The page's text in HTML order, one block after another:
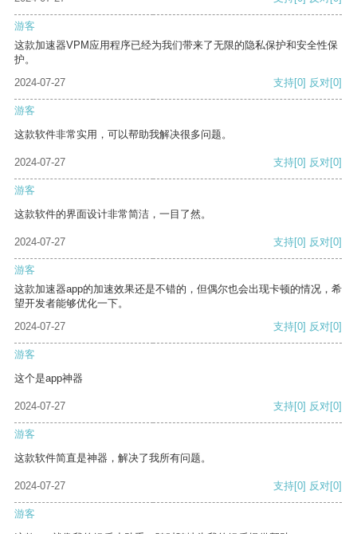
游客
这款加速器VPM应用程序已经为我们带来了无限的隐私保护和安全性保
护。
2024-07-27
支持[0] 反对[0]
游客
这款软件非常实用，可以帮助我解决很多问题。
2024-07-27 支持[0] 反对[0]
游客
这款软件的界面设计非常简洁，一目了然。
2024-07-27 支持[0] 反对[0]
游客
这款加速器app的加速效果还是不错的，但偶尔也会出现卡顿的情况，希
望开发者能够优化一下。
2024-07-27
支持[0] 反对[0]
游客
这个是app神器
2024-07-27 支持[0] 反对[0]
游客
这款软件简直是神器，解决了我所有问题。
2024-07-27 支持[0] 反对[0]
游客